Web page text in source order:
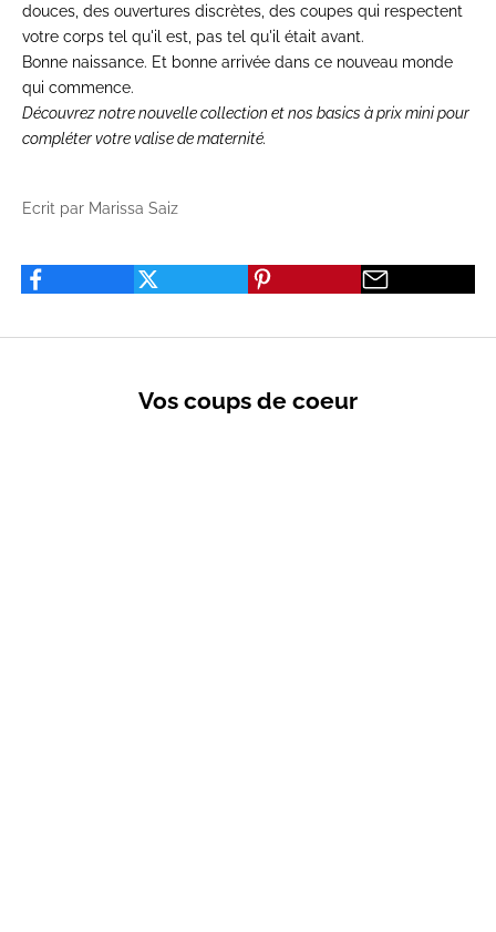
douces, des ouvertures discrètes, des coupes qui respectent
votre corps tel qu'il est, pas tel qu'il était avant.
Bonne naissance. Et bonne arrivée dans ce nouveau monde
qui commence.
Découvrez notrenouvelle collection et nos basics à prix minipour
compléter votre valise de maternité.
Ecrit par Marissa Saiz
Vos coups de coeur